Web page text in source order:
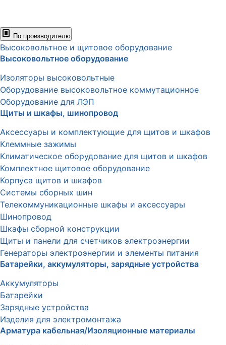
По производителю
Высоковольтное и щитовое оборудование
Высоковольтное оборудование
Изоляторы высоковольтные
Оборудование высоковольтное коммутационное
Оборудование для ЛЭП
Щиты и шкафы, шинопровод
Аксессуары и комплектующие для щитов и шкафов
Клеммные зажимы
Климатическое оборудование для щитов и шкафов
Комплектное щитовое оборудование
Корпуса щитов и шкафов
Системы сборных шин
Телекоммуникационные шкафы и аксессуары
Шинопровод
Шкафы сборной конструкции
Щиты и панели для счетчиков электроэнергии
Генераторы электроэнергии и элементы питания
Батарейки, аккумуляторы, зарядные устройства
Аккумуляторы
Батарейки
Зарядные устройства
Изделия для электромонтажа
Арматура кабельная/Изоляционные материалы